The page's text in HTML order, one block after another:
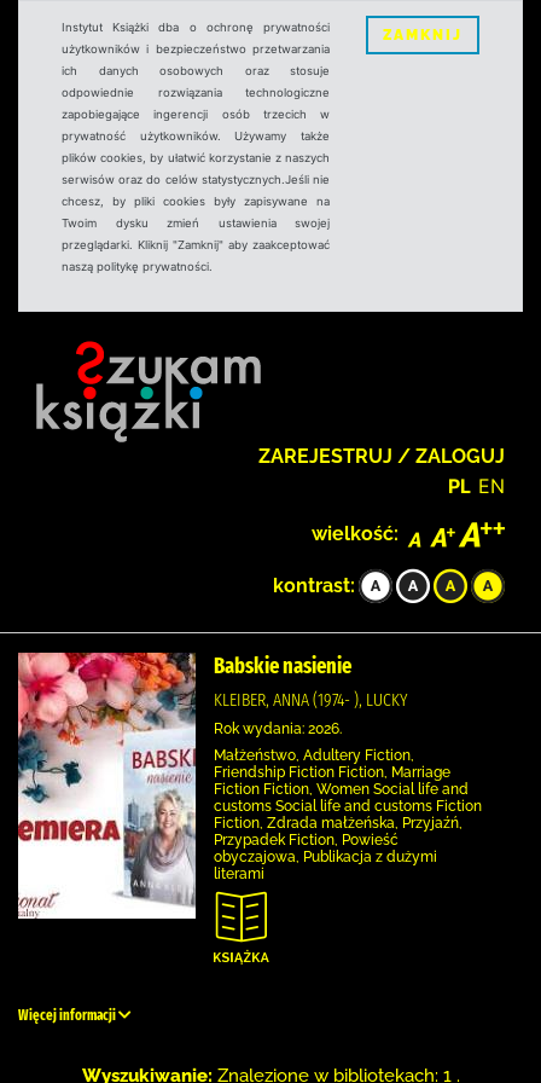
Instytut Książki dba o ochronę prywatności
użytkowników i bezpieczeństwo przetwarzania
ich danych osobowych oraz stosuje
odpowiednie rozwiązania technologiczne
zapobiegające ingerencji osób trzecich w
prywatność użytkowników. Używamy także
plików cookies, by ułatwić korzystanie z naszych
serwisów oraz do celów statystycznych.Jeśli nie
chcesz, by pliki cookies były zapisywane na
Twoim dysku zmień ustawienia swojej
przeglądarki. Kliknij "Zamknij" aby zaakceptować
naszą politykę prywatności.
ZAMKNIJ
ZAREJESTRUJ / ZALOGUJ
PL EN
wielkość:
kontrast:
Babskie nasienie
KLEIBER, ANNA (1974- ), LUCKY
Rok wydania: 2026.
Małżeństwo, Adultery Fiction,
Friendship Fiction Fiction, Marriage
Fiction Fiction, Women Social life and
customs Social life and customs Fiction
Fiction, Zdrada małżeńska, Przyjaźń,
Przypadek Fiction, Powieść
obyczajowa, Publikacja z dużymi
literami
Więcej informacji
Wyszukiwanie: Znalezione w bibliotekach: 1 .